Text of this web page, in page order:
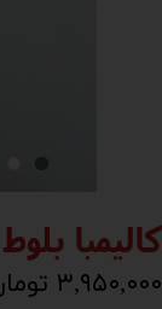
کالیمبا
۳,۹۵۰,۰۰۰ تومان